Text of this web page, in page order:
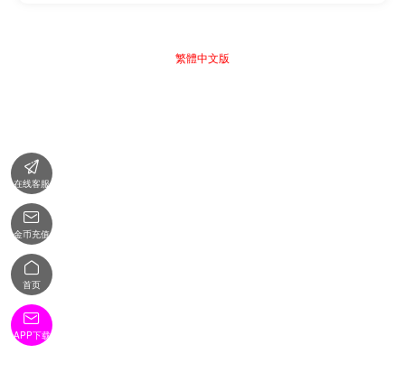
繁體中文版

在线客服

金币充值

首页

APP下载